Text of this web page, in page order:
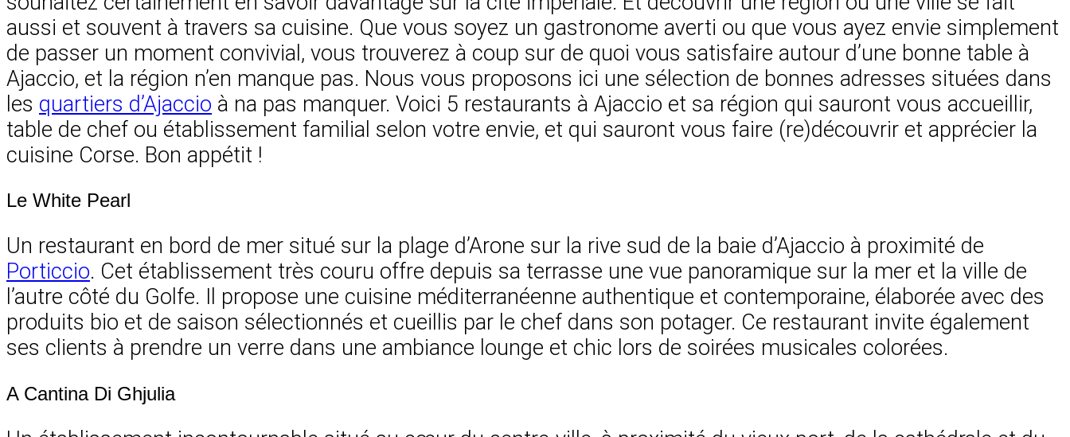
aussi et souvent à travers sa cuisine. Que vous soyez un gastronome averti ou que vous ayez envie simplement
de passer un moment convivial, vous trouverez à coup sur de quoi vous satisfaire autour d’une bonne table à
Ajaccio, et la région n’en manque pas. Nous vous proposons ici une sélection de bonnes adresses situées dans
les quartiers d’Ajaccio à na pas manquer. Voici 5 restaurants à Ajaccio et sa région qui sauront vous accueillir,
table de chef ou établissement familial selon votre envie, et qui sauront vous faire (re)découvrir et apprécier la
cuisine Corse. Bon appétit !
Le White Pearl
Un restaurant en bord de mer situé sur la plage d’Arone sur la rive sud de la baie d’Ajaccio à proximité de
Porticcio. Cet établissement très couru offre depuis sa terrasse une vue panoramique sur la mer et la ville de
l’autre côté du Golfe. Il propose une cuisine méditerranéenne authentique et contemporaine, élaborée avec des
produits bio et de saison sélectionnés et cueillis par le chef dans son potager. Ce restaurant invite également
ses clients à prendre un verre dans une ambiance lounge et chic lors de soirées musicales colorées.
A Cantina Di Ghjulia